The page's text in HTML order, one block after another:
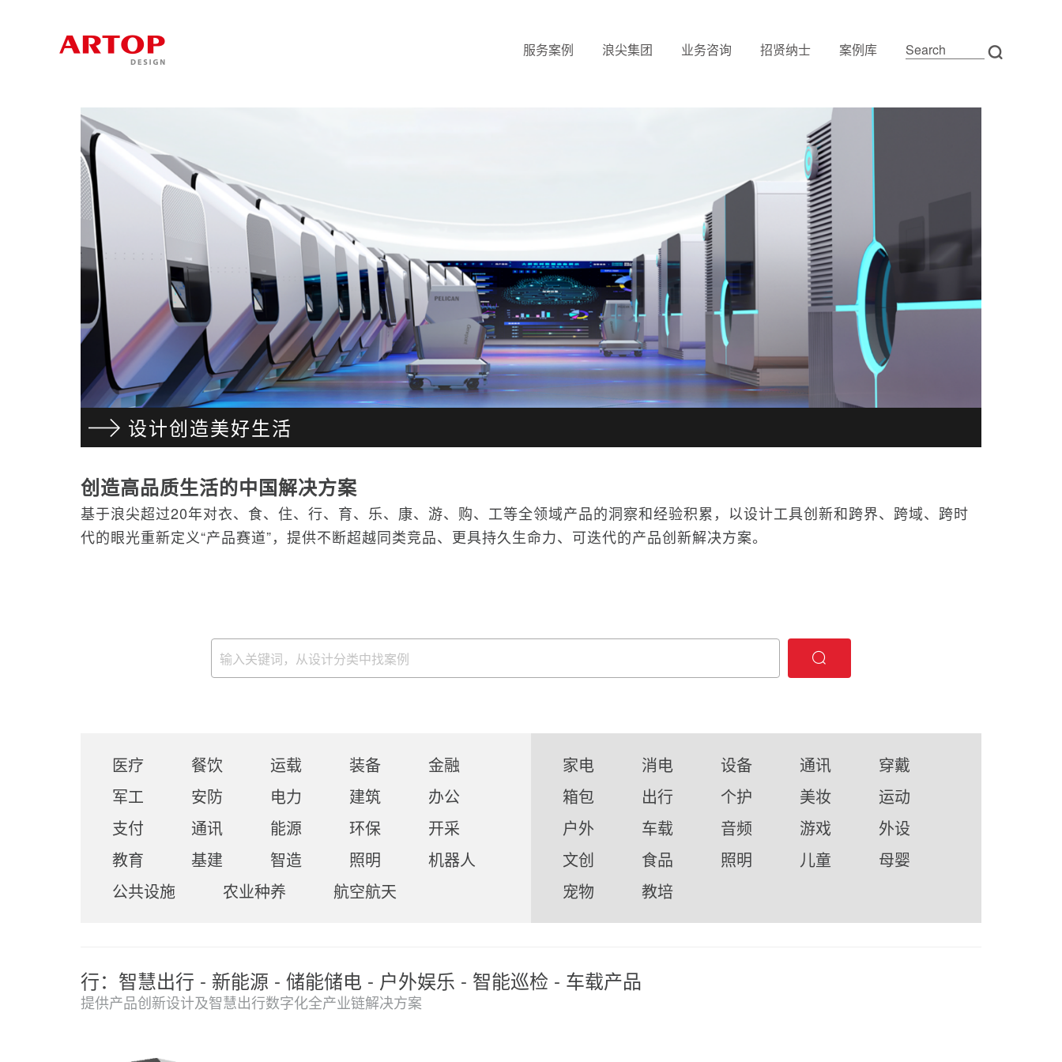
服务案例 浪尖集团 业务咨询 招贤纳士 案例库
设计创造美好生活
创造高品质生活的中国解决方案
基于浪尖超过20年对衣、食、住、行、育、乐、康、游、购、工等全领域产品的洞察和经验积累，以设计工具创新和跨界、跨域、跨时
代的眼光重新定义“产品赛道”，提供不断超越同类竞品、更具持久生命力、可迭代的产品创新解决方案。
医疗 餐饮 运载 装备
金融
军工
安防 电力 建筑
办公
支付
通讯 能源 环保
开采
教育
基建 智造 照明
机器人
公共设施
农业种养 航空航天
家电 消电 设备 通讯
穿戴
箱包
出行 个护 美妆
运动
户外
车载 音频 游戏
外设
文创
食品 照明 儿童
母婴
宠物
教培
行：智慧出行 - 新能源 - 储能储电 - 户外娱乐 - 智能巡检 - 车载产品
提供产品创新设计及智慧出行数字化全产业链解决方案